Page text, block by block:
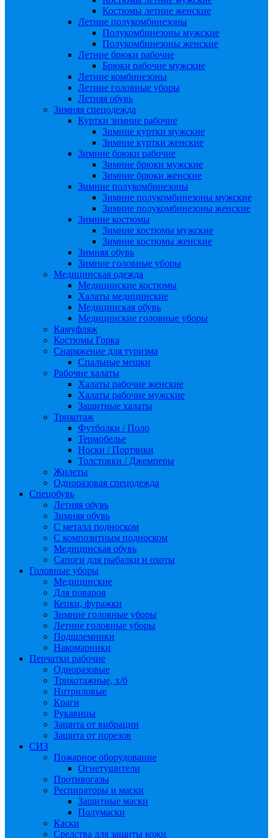
Костюмы летние женские
Летние полукомбинезоны
Полукомбинезоны мужские
Полукомбинезоны женские
Летние брюки рабочие
Брюки рабочие мужские
Летние комбинезоны
Летние головные уборы
Летняя обувь
Зимняя спецодежда
Куртки зимние рабочие
Зимние куртки мужские
Зимние куртки женские
Зимние брюки рабочие
Зимние брюки мужские
Зимние брюки женские
Зимние полукомбинезоны
Зимние полукомбинезоны мужские
Зимние полукомбинезоны женские
Зимние костюмы
Зимние костюмы мужские
Зимние костюмы женские
Зимняя обувь
Зимние головные уборы
Медицинская одежда
Медицинские костюмы
Халаты медицинские
Медицинская обувь
Медицинские головные уборы
Камуфляж
Костюмы Горка
Снаряжение для туризма
Спальные мешки
Рабочие халаты
Халаты рабочие женские
Халаты рабочие мужские
Защитные халаты
Трикотаж
Футболки / Поло
Термобелье
Носки / Портянки
Толстовки / Джемперы
Жилеты
Одноразовая спецодежда
Спецобувь
Летняя обувь
Зимняя обувь
С металл подноском
С композитным подноском
Медицинская обувь
Сапоги для рыбалки и охоты
Головные уборы
Медицинские
Для поваров
Кепки, фуражки
Зимние головные уборы
Летние головные уборы
Подшлемники
Накомарники
Перчатки рабочие
Одноразовые
Трикотажные, х/б
Нитриловые
Краги
Рукавицы
Защита от вибрации
Защита от порезов
СИЗ
Пожарное оборудование
Огнетушители
Противогазы
Респираторы и маски
Защитные маски
Полумаски
Каски
Средства для защиты кожи